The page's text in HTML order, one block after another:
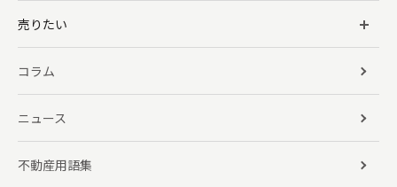
売りたい
コラム
ニュース
不動産用語集